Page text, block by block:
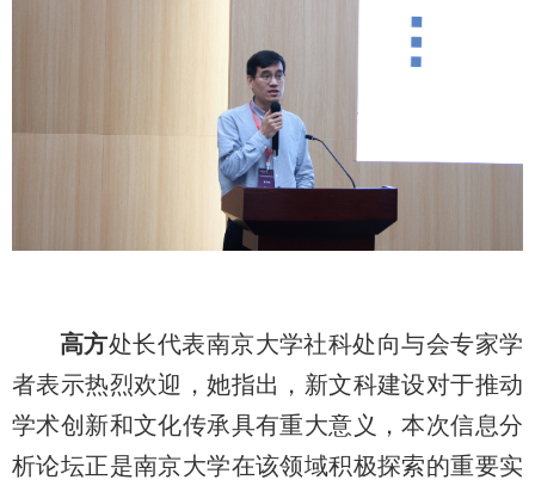
高方处长代表南京大学社科处向与会专家学
者表示热烈欢迎，她指出，新文科建设对于推动
学术创新和文化传承具有重大意义，本次信息分
析论坛正是南京大学在该领域积极探索的重要实